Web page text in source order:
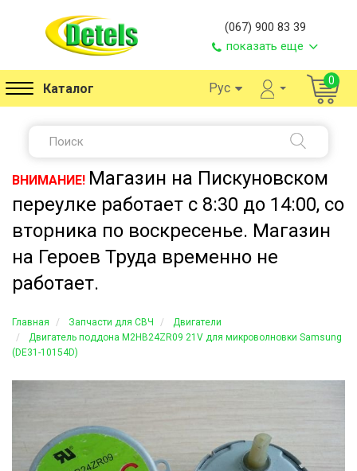
(067) 900 83 39
показать еще
Каталог Рус 0
ВНИМАНИЕ! Магазин на Пискуновском
переулке работает с 8:30 до 14:00, со
вторника по воскресенье. Магазин
на Героев Труда временно не
работает.
Главная Запчасти для СВЧ
Двигатели
Двигатель поддона M2HB24ZR09 21V для микроволновки Samsung
(DE31-10154D)